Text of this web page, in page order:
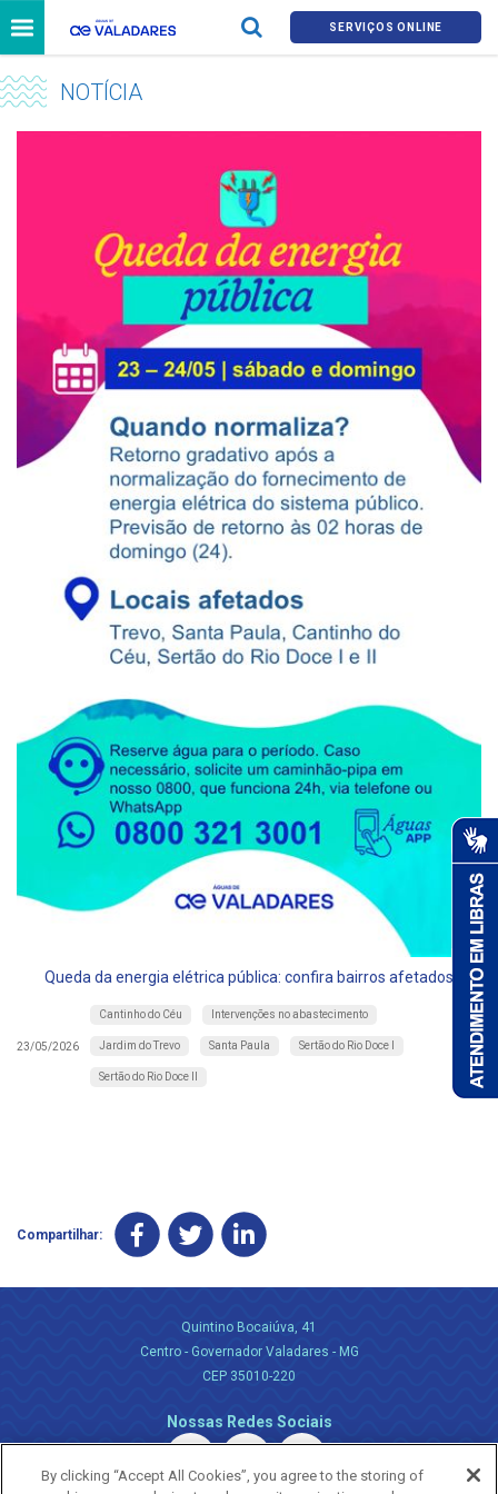
SERVIÇOS ONLINE
NOTÍCIA
Queda da energia elétrica pública: confira bairros afetados
23/05/2026
Cantinho do Céu Intervenções no abastecimento
Jardim do Trevo Santa Paula Sertão do Rio Doce I
Sertão do Rio Doce II
Compartilhar:
Quintino Bocaiúva, 41
Centro - Governador Valadares - MG
CEP 35010-220
Nossas Redes Sociais
By clicking “Accept All Cookies”, you agree to the storing of